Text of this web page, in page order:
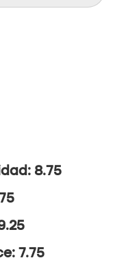
8.75
7.75